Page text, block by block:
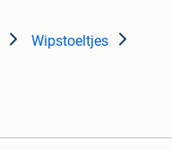
Wipstoeltjes